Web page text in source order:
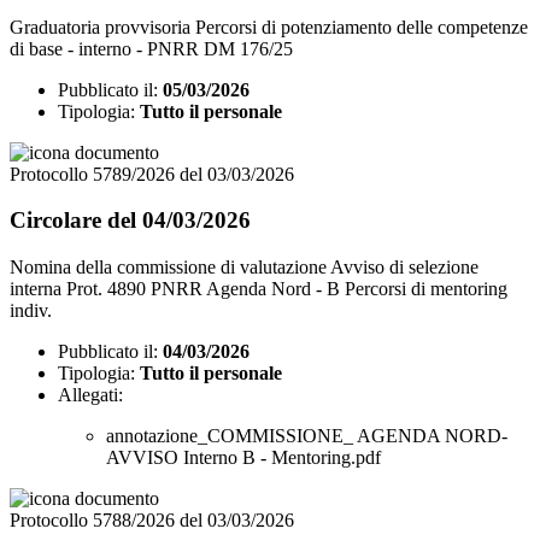
Graduatoria provvisoria Percorsi di potenziamento delle competenze
di base - interno - PNRR DM 176/25
Pubblicato il: 05/03/2026
Tipologia: Tutto il personale
Protocollo 5789/2026 del 03/03/2026
Circolare del 04/03/2026
Nomina della commissione di valutazione Avviso di selezione
interna Prot. 4890 PNRR Agenda Nord - B Percorsi di mentoring
indiv.
Pubblicato il: 04/03/2026
Tipologia: Tutto il personale
Allegati:
annotazione_COMMISSIONE_ AGENDA NORD-
AVVISO Interno B - Mentoring.pdf
Protocollo 5788/2026 del 03/03/2026